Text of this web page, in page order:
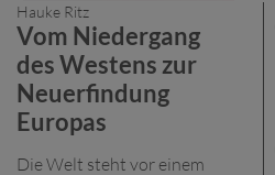
Hauke Ritz
Vom Niedergang
des Westens zur
Neuerfindung
Europas
Die Welt steht vor einem